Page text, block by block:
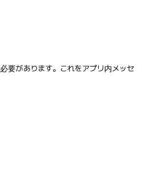
必要があります。これをアプリ内メッセ